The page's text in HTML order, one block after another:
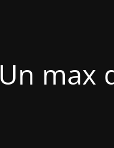
Un max